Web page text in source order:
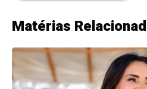
Matérias